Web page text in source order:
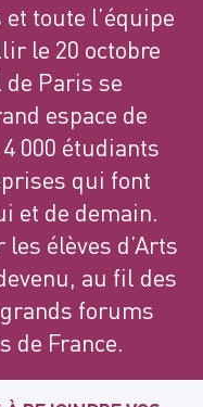
toute l’équipe
le 20 octobre
de Paris se
espace de
000 étudiants
qui font
et de demain.
élèves d’Arts
au fil des
forums
de France.